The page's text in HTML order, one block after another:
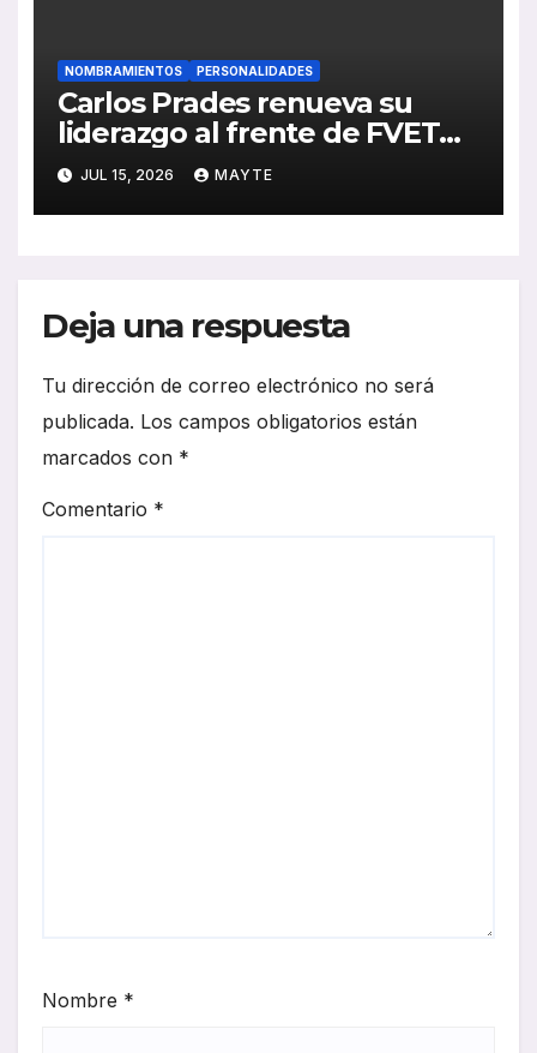
NOMBRAMIENTOS PERSONALIDADES
Carlos Prades renueva su
liderazgo al frente de FVET
para los próximos cuatro años
JUL 15, 2026 MAYTE
Deja una respuesta
Tu dirección de correo electrónico no será
publicada. Los campos obligatorios están
marcados con *
Comentario *
Nombre *